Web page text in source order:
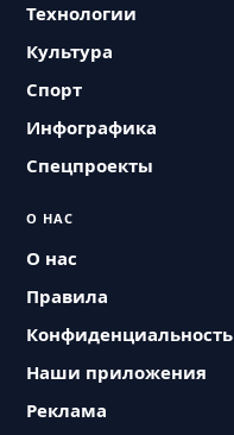
Технологии
Культура
Спорт
Инфографика
Спецпроекты
О НАС
О нас
Правила
Конфиденциальность
Наши приложения
Реклама